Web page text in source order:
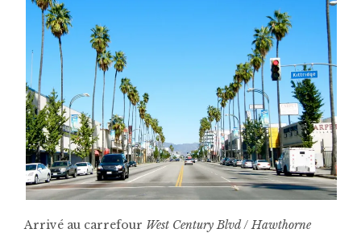
Arrivé au carrefour West Century Blvd/Hawthorne